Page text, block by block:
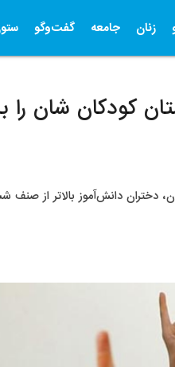
زنان جامعه گفت‌وگو
کودکان شان
دختران دانش‌آموز بالاتر از